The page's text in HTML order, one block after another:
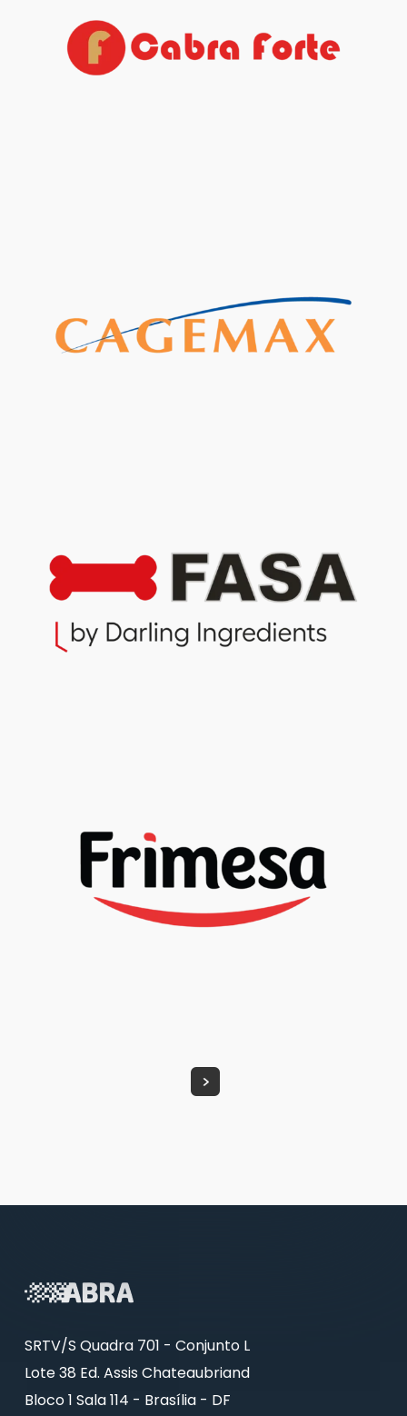
SRTV/S Quadra 701 - Conjunto L
Lote 38 Ed. Assis Chateaubriand
Bloco 1 Sala 114 - Brasília - DF